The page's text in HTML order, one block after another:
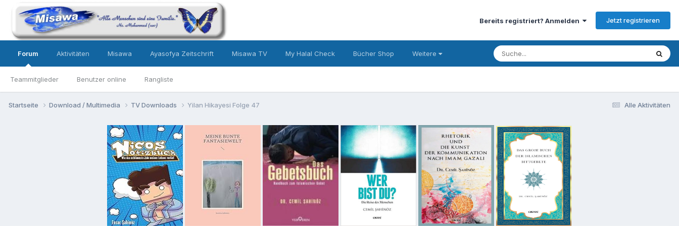
Bereits registriert? Anmelden Jetzt registrieren
Forum
Teammitglieder Benutzer online Rangliste
Aktivitäten Misawa Ayasofya Zeitschrift Misawa TV My Halal Check Bücher Shop Weitere
Alle Aktivitäten
Startseite Download / Multimedia TV Downloads Yilan Hikayesi Folge 47